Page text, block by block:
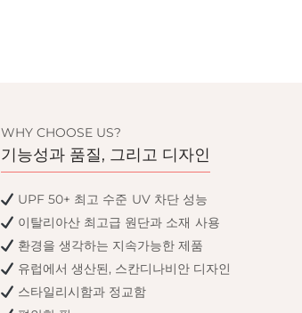
WHY CHOOSE US?
기능성과 품질, 그리고 디자인
UPF 50+ 최고 수준 UV 차단 성능
이탈리아산 최고급 원단과 소재 사용
환경을 생각하는 지속가능한 제품
유럽에서 생산된, 스칸디나비안 디자인
스타일리시함과 정교함